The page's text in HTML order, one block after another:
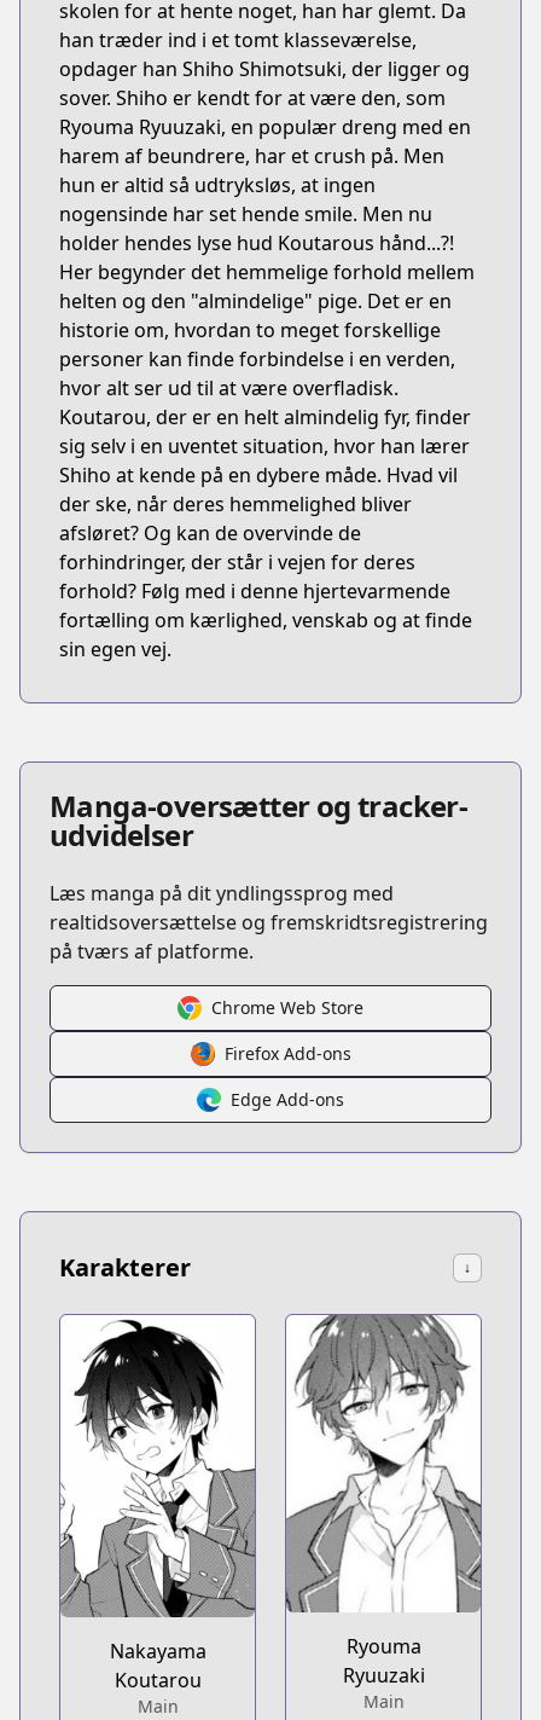
skolen for at hente noget, han har glemt. Da
han træder ind i et tomt klasseværelse,
opdager han Shiho Shimotsuki, der ligger og
sover. Shiho er kendt for at være den, som
Ryouma Ryuuzaki, en populær dreng med en
harem af beundrere, har et crush på. Men
hun er altid så udtryksløs, at ingen
nogensinde har set hende smile. Men nu
holder hendes lyse hud Koutarous hånd...?!
Her begynder det hemmelige forhold mellem
helten og den "almindelige" pige. Det er en
historie om, hvordan to meget forskellige
personer kan finde forbindelse i en verden,
hvor alt ser ud til at være overfladisk.
Koutarou, der er en helt almindelig fyr, finder
sig selv i en uventet situation, hvor han lærer
Shiho at kende på en dybere måde. Hvad vil
der ske, når deres hemmelighed bliver
afsløret? Og kan de overvinde de
forhindringer, der står i vejen for deres
forhold? Følg med i denne hjertevarmende
fortælling om kærlighed, venskab og at finde
sin egen vej.
Manga-oversætter og tracker-
udvidelser
Læs manga på dit yndlingssprog med
realtidsoversættelse og fremskridtsregistrering
på tværs af platforme.
Chrome Web Store
Firefox Add-ons
Edge Add-ons
Karakterer ↓
Nakayama
Koutarou
Main
Ryouma
Ryuuzaki
Main